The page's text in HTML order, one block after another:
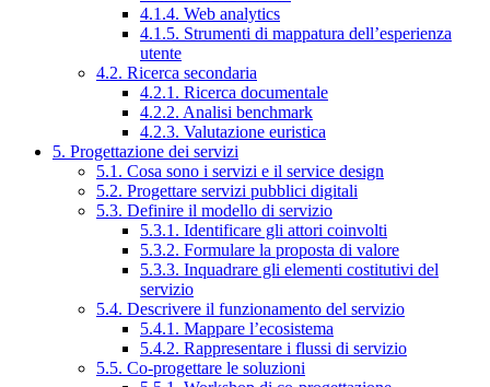
4.1.4. Web analytics
4.1.5. Strumenti di mappatura dell’esperienza
utente
4.2. Ricerca secondaria
4.2.1. Ricerca documentale
4.2.2. Analisi benchmark
4.2.3. Valutazione euristica
5. Progettazione dei servizi
5.1. Cosa sono i servizi e il service design
5.2. Progettare servizi pubblici digitali
5.3. Definire il modello di servizio
5.3.1. Identificare gli attori coinvolti
5.3.2. Formulare la proposta di valore
5.3.3. Inquadrare gli elementi costitutivi del
servizio
5.4. Descrivere il funzionamento del servizio
5.4.1. Mappare l’ecosistema
5.4.2. Rappresentare i flussi di servizio
5.5. Co-progettare le soluzioni